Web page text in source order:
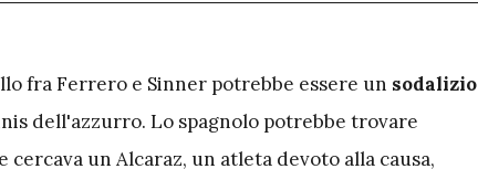
fra Ferrero e Sinner potrebbe essere un sodalizio
dell'azzurro. Lo spagnolo potrebbe trovare
un Alcaraz, un atleta devoto alla causa,